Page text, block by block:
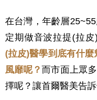
在台灣，年齡層
定期做音波拉提(拉
(拉皮)醫學到底有什
風靡呢？而市面上眾
擇呢？讓首爾醫美告訴